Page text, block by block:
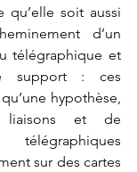
soit aussi
d’un
télégraphique et
support : ces
hypothèse,
liaisons et de
sur des cartes